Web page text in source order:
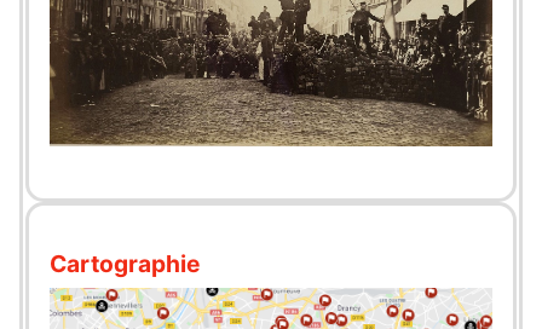
Cartographie